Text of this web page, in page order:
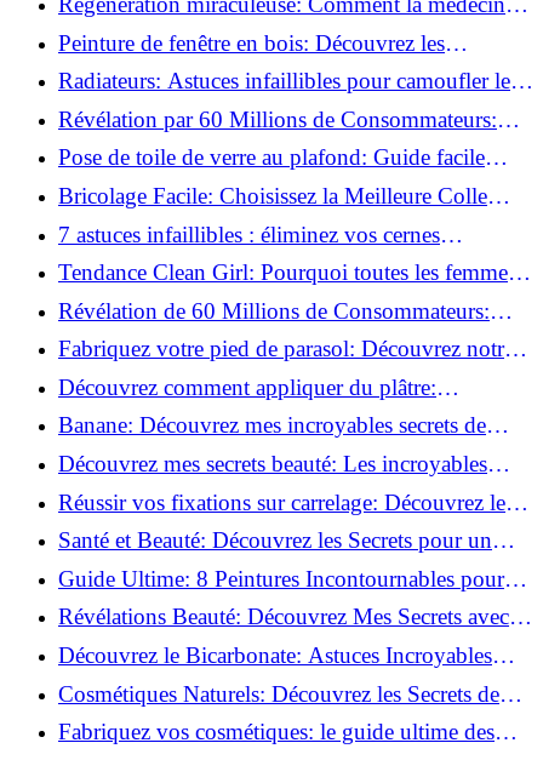
régénérative peut restaurer votre confiance!
Peinture de fenêtre en bois: Découvrez les
techniques infaillibles pour un résultat parfait!
Radiateurs: Astuces infaillibles pour camoufler les
tuyaux apparents!
Révélation par 60 Millions de Consommateurs:
Découvrez le sérum anti-rides numéro un!
Pose de toile de verre au plafond: Guide facile
pour débutants!
Bricolage Facile: Choisissez la Meilleure Colle
pour Chaque Matériau!
7 astuces infaillibles : éliminez vos cernes
rapidement !
Tendance Clean Girl: Pourquoi toutes les femmes
l'adoptent?
Révélation de 60 Millions de Consommateurs:
Découvrez le meilleur fond de teint pour votre
peau!
Fabriquez votre pied de parasol: Découvrez notre
tutoriel facile !
Découvrez comment appliquer du plâtre:
Techniques pour un mur intérieur parfait!
Banane: Découvrez mes incroyables secrets de
beauté!
Découvrez mes secrets beauté: Les incroyables
vertus du curcuma!
Réussir vos fixations sur carrelage: Découvrez les
astuces infaillibles !
Santé et Beauté: Découvrez les Secrets pour un
Bien-être Optimal!
Guide Ultime: 8 Peintures Incontournables pour
Bois Extérieurs!
Révélations Beauté: Découvrez Mes Secrets avec le
Thé Vert Matcha!
Découvrez le Bicarbonate: Astuces Incroyables
pour Votre Quotidien!
Cosmétiques Naturels: Découvrez les Secrets de
Beauté Éco-responsables!
Fabriquez vos cosmétiques: le guide ultime des